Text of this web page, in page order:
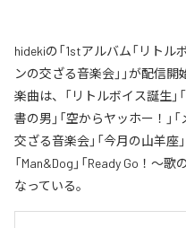
hidekiの「1stアルバム「リトル
ンの交ざる音楽会」」が配信
楽曲は、「リトルボイス誕生」
書の男」「空からヤッホー！」
交ざる音楽会」「今月の山羊座
「Man&Dog」「Ready Go！〜
なっている。